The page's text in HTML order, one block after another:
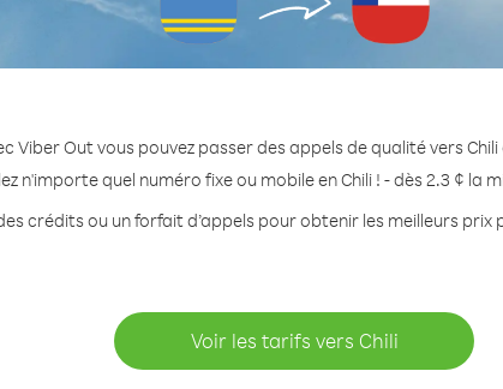
Viber Out vous pouvez passer des appels de qualité vers
n'importe quel numéro fixe ou mobile en Chili ! - dès 2.3 ¢ la
crédits ou un forfait d’appels pour obtenir les meilleurs prix
Voir les tarifs vers Chili